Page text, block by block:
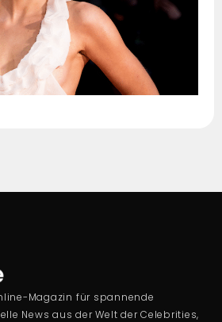
Magazin für spannende
News aus der Welt der Celebrities,